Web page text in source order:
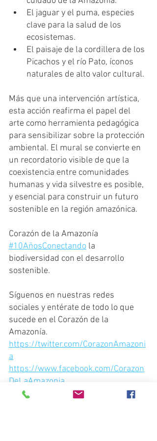
El jaguar y el puma, especies
clave para la salud de los
ecosistemas.
El paisaje de la cordillera de los
Picachos y el río Pato, íconos
naturales de alto valor cultural.
Más que una intervención artística,
esta acción reafirma el papel del
arte como herramienta pedagógica
para sensibilizar sobre la protección
ambiental. El mural se convierte en
un recordatorio visible de que la
coexistencia entre comunidades
humanas y vida silvestre es posible,
y esencial para construir un futuro
sostenible en la región amazónica.
Corazón de la Amazonía
#10AñosConectando la
biodiversidad con el desarrollo
sostenible.
Síguenos en nuestras redes
sociales y entérate de todo lo que
sucede en el Corazón de la
Amazonía.
https://twitter.com/CorazonAmazoni
a
https://www.facebook.com/Corazon
DeLaAmazonia
https://www.linkedin.com/in/corazo